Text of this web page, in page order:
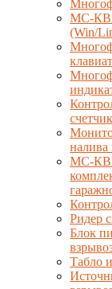
МС-
(Win/
налива
МС-
Ридер
Блок
Табло